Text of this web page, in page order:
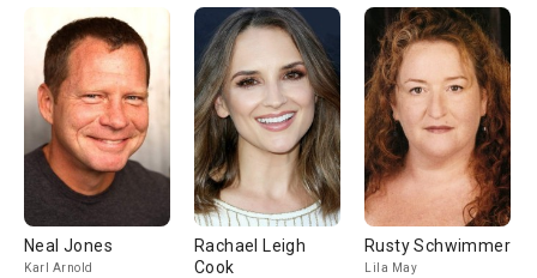
Neal Jones
Karl Arnold
Rachael Leigh
Cook
Rusty Schwimmer
Lila May